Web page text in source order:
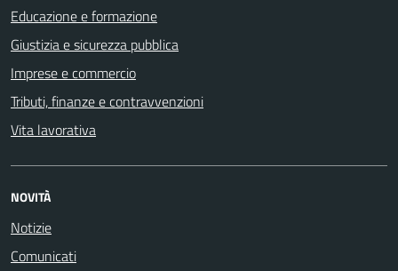
Educazione e formazione
Giustizia e sicurezza pubblica
Imprese e commercio
Tributi, finanze e contravvenzioni
Vita lavorativa
NOVITÀ
Notizie
Comunicati